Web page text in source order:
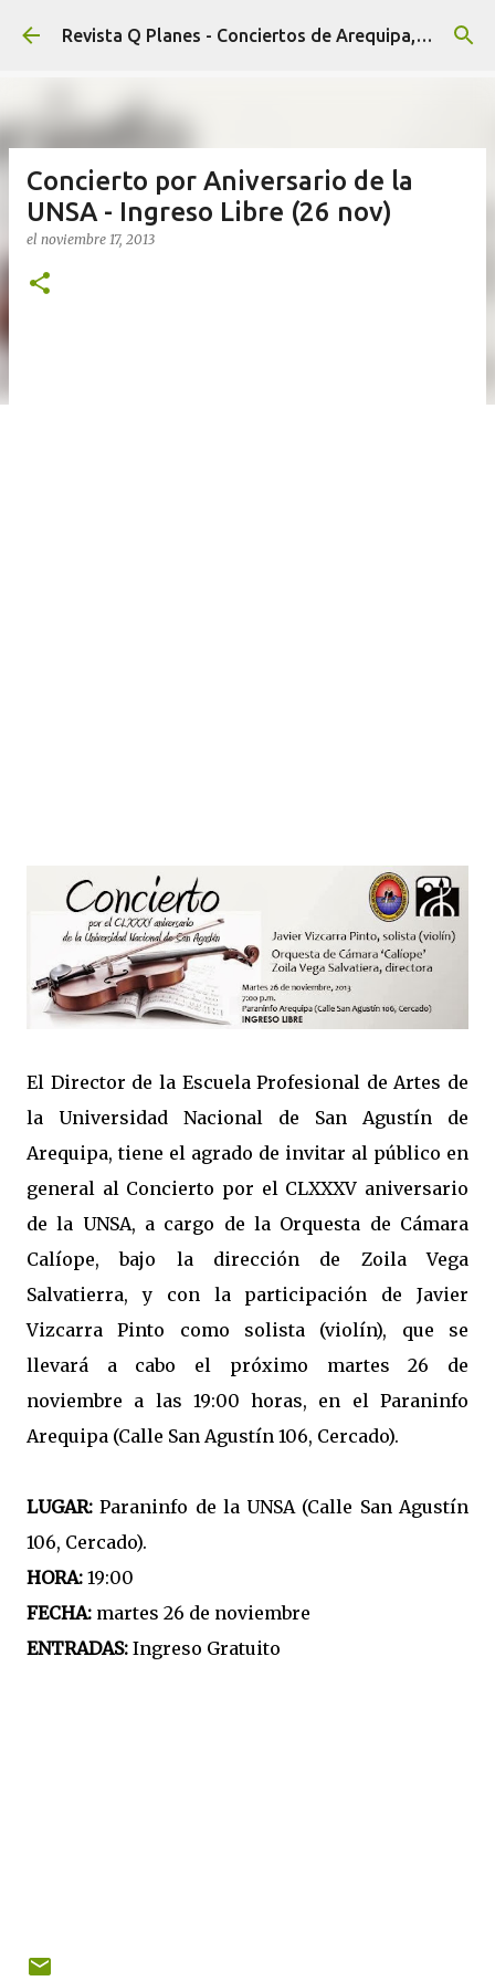
Ir al contenido principal Revista Q Planes - Conciertos de Arequipa, fiestas, eventos y Cultura
Concierto por Aniversario de la
UNSA - Ingreso Libre (26 nov)
el noviembre 17, 2013
El Director de la Escuela Profesional de Artes de
la Universidad Nacional de San Agustín de
Arequipa, tiene el agrado de invitar al público en
general al Concierto por el CLXXXV aniversario
de la UNSA, a cargo de la Orquesta de Cámara
Calíope, bajo la dirección de Zoila Vega
Salvatierra, y con la participación de Javier
Vizcarra Pinto como solista (violín), que se
llevará a cabo el próximo martes 26 de
noviembre a las 19:00 horas, en el Paraninfo
Arequipa (Calle San Agustín 106, Cercado).
LUGAR:Paraninfo de la UNSA (Calle San Agustín
106, Cercado).
HORA: 19:00
FECHA: martes 26 de noviembre
ENTRADAS: Ingreso Gratuito